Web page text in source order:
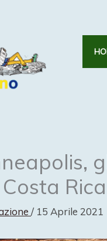
Rica
/ 15 Aprile 2021